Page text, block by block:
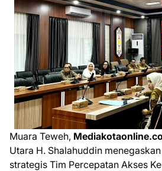
Muara Teweh,
Utara H. Shalahuddin
strategis Tim Percepatan Akses